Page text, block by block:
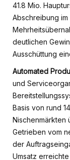
41.8 Mio.
Abschreibung im
deutlichen
Ausschüttung
Automated
und
Basis von rund
Nischenmärkten
Getrieben vom
der
Umsatz